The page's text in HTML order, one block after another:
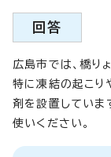
回答
広島市では、橋り
特に凍結の起こり
剤を設置していま
使いください。